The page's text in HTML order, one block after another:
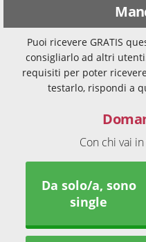
Puoi ricevere GRATIS
consigliarlo ad altri
requisiti per poter
testarlo, rispondi a
Con chi vai
Da solo/a, sono
single